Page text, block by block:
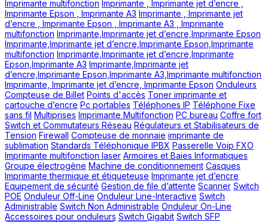
Imprimante multifonction Imprimante , Imprimante jet d’encre ,
Imprimante Epson , Imprimante A3 Imprimante , Imprimante jet
d’encre , Imprimante Epson , Imprimante A3 , Imprimante
multifonction Imprimante,Imprimante jet d’encre,Imprimante Epson
Imprimante,Imprimante jet d’encre,Imprimante Epson,Imprimante
multifonction Imprimante,Imprimante jet d’encre,Imprimante
Epson,Imprimante A3 Imprimante,Imprimante jet
d’encre,Imprimante Epson,Imprimante A3,Imprimante multifonction
Imprimante, Imprimante jet d’encre, Imprimante Epson Onduleurs
Compteuse de Billet Points d'accès Toner imprimante et
cartouche d’encre Pc portables Téléphones IP Téléphone Fixe
sans fil Multiprises Imprimante Multifonction PC bureau Coffre fort
Switch et Commutateurs Réseau Régulateurs et Stabilisateurs de
Tension Firewall Compteuse de monnaie imprimante de
sublimation Standards Téléphonique IPBX Passerelle Voip FXO
Imprimante multifonction laser Armoires et Baies Informatiques
Groupe électrogène Machine de conditionnement Casques
Imprimante thermique et étiqueteuse Imprimante jet d’encre
Equipement de sécurité Gestion de file d’attente Scanner Switch
POE Onduleur Off-Line Onduleur Line-Interactive Switch
Administrable Switch Non Administrable Onduleur On-Line
Accessoires pour onduleurs Switch Gigabit Switch SFP